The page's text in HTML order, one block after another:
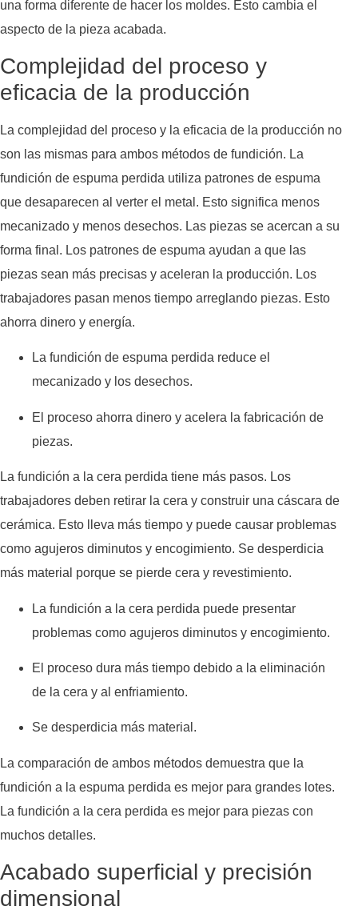
una forma diferente de hacer los moldes. Esto cambia el
aspecto de la pieza acabada.
Complejidad del proceso y
eficacia de la producción
La complejidad del proceso y la eficacia de la producción no
son las mismas para ambos métodos de fundición. La
fundición de espuma perdida utiliza patrones de espuma
que desaparecen al verter el metal. Esto significa menos
mecanizado y menos desechos. Las piezas se acercan a su
forma final. Los patrones de espuma ayudan a que las
piezas sean más precisas y aceleran la producción. Los
trabajadores pasan menos tiempo arreglando piezas. Esto
ahorra dinero y energía.
La fundición de espuma perdida reduce el
mecanizado y los desechos.
El proceso ahorra dinero y acelera la fabricación de
piezas.
La fundición a la cera perdida tiene más pasos. Los
trabajadores deben retirar la cera y construir una cáscara de
cerámica. Esto lleva más tiempo y puede causar problemas
como agujeros diminutos y encogimiento. Se desperdicia
más material porque se pierde cera y revestimiento.
La fundición a la cera perdida puede presentar
problemas como agujeros diminutos y encogimiento.
El proceso dura más tiempo debido a la eliminación
de la cera y al enfriamiento.
Se desperdicia más material.
La comparación de ambos métodos demuestra que la
fundición a la espuma perdida es mejor para grandes lotes.
La fundición a la cera perdida es mejor para piezas con
muchos detalles.
Acabado superficial y precisión
dimensional